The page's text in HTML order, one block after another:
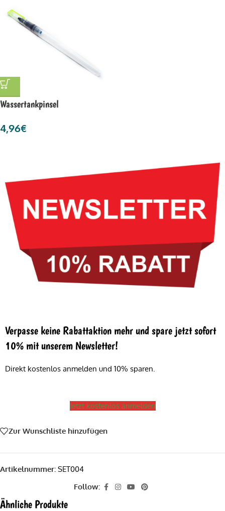
Wassertankpinsel
4,96€
Verpasse keine Rabattaktion mehr und spare jetzt sofort
10% mit unserem Newsletter!
Direkt kostenlos anmelden und 10% sparen.
Jetzt kostenlos anmelden
Zur Wunschliste hinzufügen
Artikelnummer: SET004
Follow:
Ähnliche Produkte